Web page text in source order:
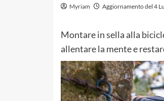
Myriam Aggiornamento del 4
Montare in sella alla
allentare la mente e